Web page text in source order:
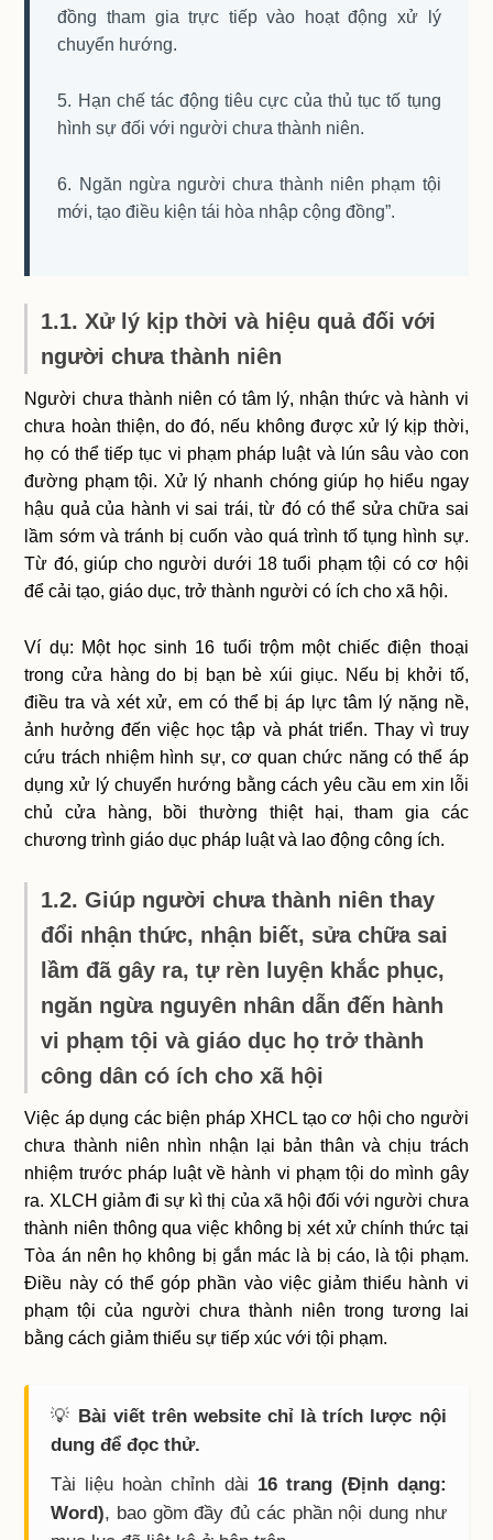
đồng tham gia trực tiếp vào hoạt động xử lý
chuyển hướng.
5. Hạn chế tác động tiêu cực của thủ tục tố tụng
hình sự đối với người chưa thành niên.
6. Ngăn ngừa người chưa thành niên phạm tội
mới, tạo điều kiện tái hòa nhập cộng đồng”.
1.1. Xử lý kịp thời và hiệu quả đối với
người chưa thành niên
Người chưa thành niên có tâm lý, nhận thức và hành vi
chưa hoàn thiện, do đó, nếu không được xử lý kịp thời,
họ có thể tiếp tục vi phạm pháp luật và lún sâu vào con
đường phạm tội. Xử lý nhanh chóng giúp họ hiểu ngay
hậu quả của hành vi sai trái, từ đó có thể sửa chữa sai
lầm sớm và tránh bị cuốn vào quá trình tố tụng hình sự.
Từ đó, giúp cho người dưới 18 tuổi phạm tội có cơ hội
để cải tạo, giáo dục, trở thành người có ích cho xã hội.
Ví dụ: Một học sinh 16 tuổi trộm một chiếc điện thoại
trong cửa hàng do bị bạn bè xúi giục. Nếu bị khởi tố,
điều tra và xét xử, em có thể bị áp lực tâm lý nặng nề,
ảnh hưởng đến việc học tập và phát triển. Thay vì truy
cứu trách nhiệm hình sự, cơ quan chức năng có thể áp
dụng xử lý chuyển hướng bằng cách yêu cầu em xin lỗi
chủ cửa hàng, bồi thường thiệt hại, tham gia các
chương trình giáo dục pháp luật và lao động công ích.
1.2. Giúp người chưa thành niên thay
đổi nhận thức, nhận biết, sửa chữa sai
lầm đã gây ra, tự rèn luyện khắc phục,
ngăn ngừa nguyên nhân dẫn đến hành
vi phạm tội và giáo dục họ trở thành
công dân có ích cho xã hội
Việc áp dụng các biện pháp XHCL tạo cơ hội cho người
chưa thành niên nhìn nhận lại bản thân và chịu trách
nhiệm trước pháp luật về hành vi phạm tội do mình gây
ra. XLCH giảm đi sự kì thị của xã hội đối với người chưa
thành niên thông qua việc không bị xét xử chính thức tại
Tòa án nên họ không bị gắn mác là bị cáo, là tội phạm.
Điều này có thể góp phần vào việc giảm thiểu hành vi
phạm tội của người chưa thành niên trong tương lai
bằng cách giảm thiểu sự tiếp xúc với tội phạm.
💡 Bài viết trên website chỉ là trích lược nội
dung để đọc thử.
Tài liệu hoàn chỉnh dài 16 trang (Định dạng:
Word), bao gồm đầy đủ các phần nội dung như